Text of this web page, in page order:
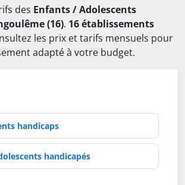
des Enfants / Adolescents
(16). 16 établissements
les prix et tarifs mensuels pour
adapté à votre budget.